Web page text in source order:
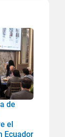
de
el
Ecuador